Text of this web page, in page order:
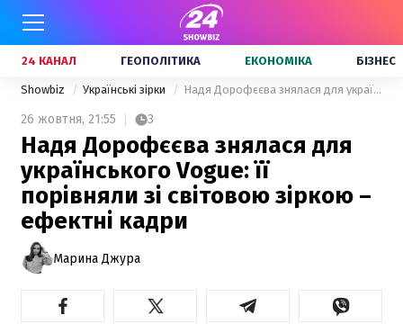
24 КАНАЛ ГЕОПОЛІТИКА ЕКОНОМІКА БІЗНЕС
Showbiz Українські зірки Надя Дорофєєва знялася для українського Vogue: її порівняли зі світовою зіркою – ефектні кадри
26 жовтня, 21:55 3
Надя Дорофєєва знялася для
українського Vogue: її
порівняли зі світовою зіркою –
ефектні кадри
Марина Джура